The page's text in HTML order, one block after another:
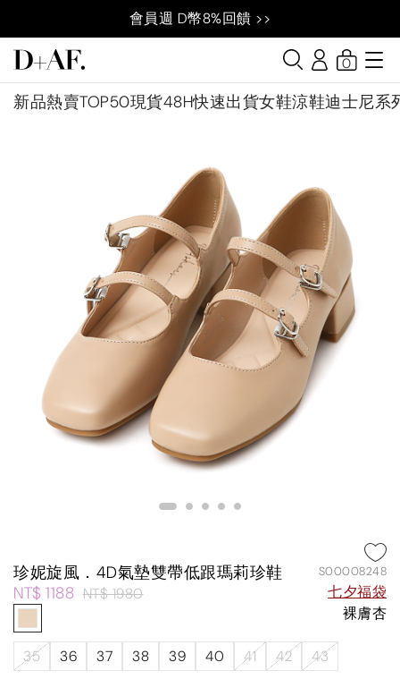
會員週 D幣8%回饋 >>
新品熱賣TOP50現貨48H快速出貨女鞋涼鞋迪士尼系
0
珍妮旋風．4D氣墊雙帶低跟瑪莉珍鞋 S00008248
NT$ 1188 NT$ 1980
七夕福袋
裸膚杏
35 36 37 38 39 40 41 42
43